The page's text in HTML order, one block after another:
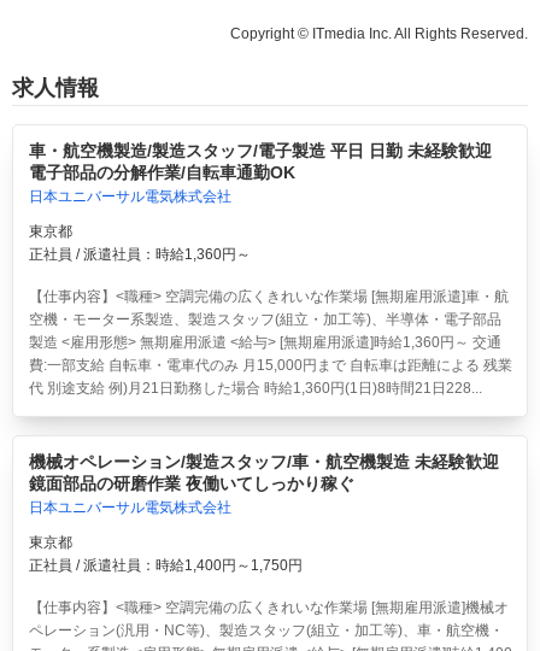
Copyright © ITmedia Inc. All Rights Reserved.
求人情報
車・航空機製造/製造スタッフ/電子製造 平日 日勤 未経験歓迎
電子部品の分解作業/自転車通勤OK
日本ユニバーサル電気株式会社
東京都
正社員 / 派遣社員：時給1,360円～
【仕事内容】<職種> 空調完備の広くきれいな作業場 [無期雇用派遣]車・航
空機・モーター系製造、製造スタッフ(組立・加工等)、半導体・電子部品
製造 <雇用形態> 無期雇用派遣 <給与> [無期雇用派遣]時給1,360円～ 交通
費:一部支給 自転車・電車代のみ 月15,000円まで 自転車は距離による 残業
代 別途支給 例)月21日勤務した場合 時給1,360円(1日)8時間21日228...
機械オペレーション/製造スタッフ/車・航空機製造 未経験歓迎
鏡面部品の研磨作業 夜働いてしっかり稼ぐ
日本ユニバーサル電気株式会社
東京都
正社員 / 派遣社員：時給1,400円～1,750円
【仕事内容】<職種> 空調完備の広くきれいな作業場 [無期雇用派遣]機械オ
ペレーション(汎用・NC等)、製造スタッフ(組立・加工等)、車・航空機・